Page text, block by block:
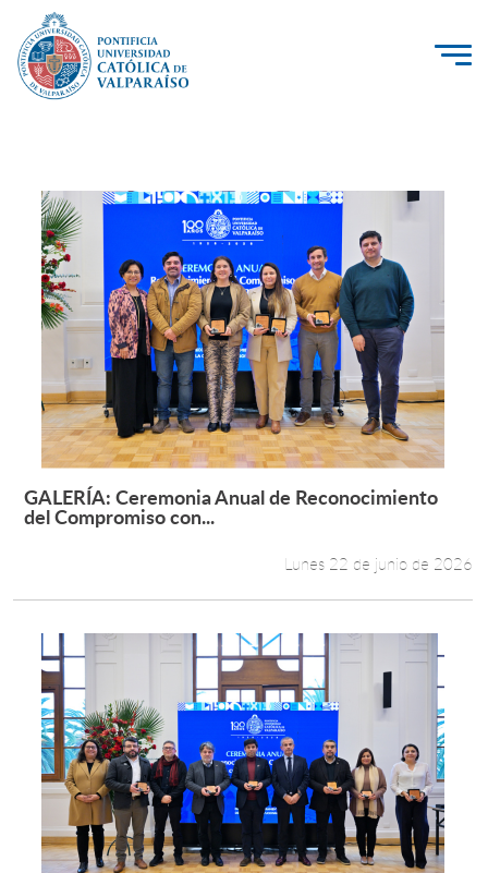
PUCV Internacional
Vinculación con el Medio
Admisión
Pregrado
Postgrado
Formación Continua
Funcionarios
Alumni
English
Leer más +
GALERÍA: Ceremonia Anual de Reconocimiento
del Compromiso con...
Lunes 22 de junio de 2026